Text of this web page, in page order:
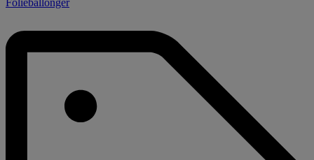
Folieballonger